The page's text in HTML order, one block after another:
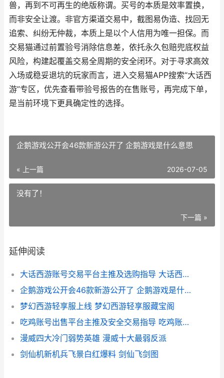
兽，再到不可再生的绝版称谓。买号的本质是效率置换，
而非安全让渡。非官方渠道交易中，截图易伪造、找回无
追索、纠纷无仲裁，本质上是以个人信用为唯一担保。而
交易猫通过前置验号消除信息差，依托永久包赔兜底权益
风险，构建起覆盖交易全周期的安全闭环。对于寻求高效
入场或稳妥退坑的玩家而言，进入交易猫APP搜索“大话西
游”专区，优先查看带验号报告的在售账号，再完成下单，
是当前环境下更具确定性的选择。
企鹅游戏公开会46款新游公开了 企鹅游戏是什么意思
« 上一篇 2026-07-05
没有了！
下一篇 »
延伸阅读
大话西游账号交易平台主推及选购指导 大话西游账号交易最贵的账号
企鹅游戏公开会46款新游公开了 企鹅游戏是什么意思
梦幻西游轻享服上线 梦幻西游轻享服藏宝阁
吃鸡账号出售平台主推及安全交易指导 吃鸡账号出售平台在哪里
漫威四大冷门弱势英雄 漫威十大最弱反派
剑仙机新机兵飞景白红爆料 剑仙飞剑图